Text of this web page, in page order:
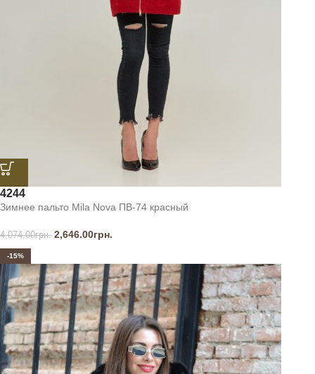
4244
Зимнее пальто Mila Nova ПВ-74 красный
4,074.00грн. 2,646.00грн.
-15%